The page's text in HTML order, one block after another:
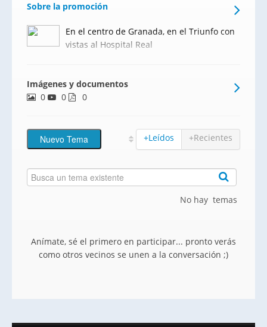
Sobre la promoción
En el centro de Granada, en el Triunfo con
vistas al Hospital Real
Imágenes y documentos
0
0 0
+Leídos +Recientes
No hay temas
Anímate, sé el primero en participar... pronto verás
como otros vecinos se unen a la conversación ;)